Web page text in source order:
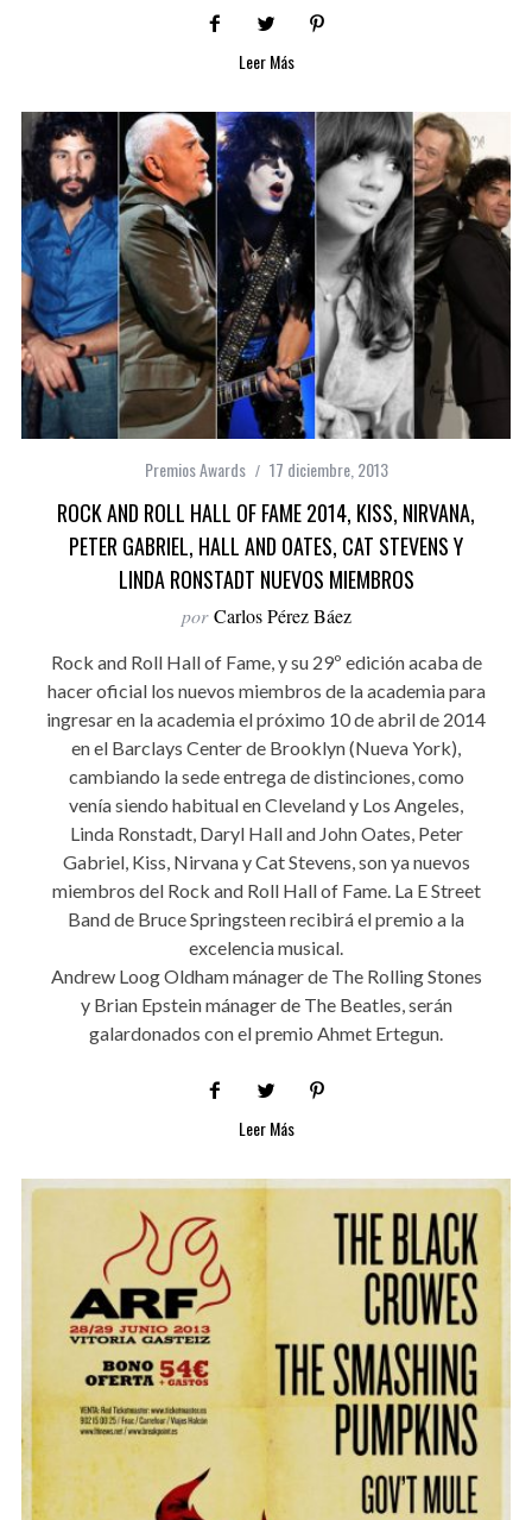
Leer Más
Premios Awards 17 diciembre, 2013
ROCK AND ROLL HALL OF FAME 2014, KISS, NIRVANA,
PETER GABRIEL, HALL AND OATES, CAT STEVENS Y
LINDA RONSTADT NUEVOS MIEMBROS
por Carlos Pérez Báez
Rock and Roll Hall of Fame, y su 29º edición acaba de
hacer oficial los nuevos miembros de la academia para
ingresar en la academia el próximo 10 de abril de 2014
en el Barclays Center de Brooklyn (Nueva York),
cambiando la sede entrega de distinciones, como
venía siendo habitual en Cleveland y Los Angeles,
Linda Ronstadt, Daryl Hall and John Oates, Peter
Gabriel, Kiss, Nirvana y Cat Stevens, son ya nuevos
miembros del Rock and Roll Hall of Fame. La E Street
Band de Bruce Springsteen recibirá el premio a la
excelencia musical.
Andrew Loog Oldham mánager de The Rolling Stones
y Brian Epstein mánager de The Beatles, serán
galardonados con el premio Ahmet Ertegun.
Leer Más